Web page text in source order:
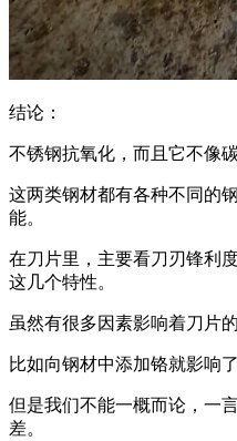
结论：
不锈钢抗氧化，而且它不像
这两类钢材都有各种不同的
能。
在刀片里，主要看刀刃锋利
这几个特性。
虽然有很多因素影响着刀片
比如向钢材中添加铬就影响
但是我们不能一概而论，一
差。